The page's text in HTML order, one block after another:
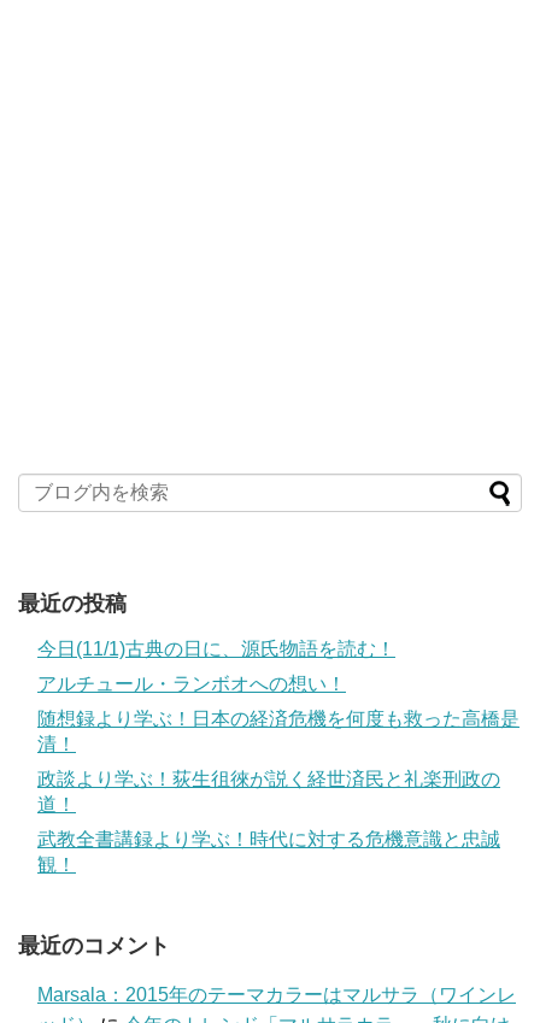
最近の投稿
今日(11/1)古典の日に、源氏物語を読む！
アルチュール・ランボオへの想い！
随想録より学ぶ！日本の経済危機を何度も救った高橋是
清！
政談より学ぶ！荻生徂徠が説く経世済民と礼楽刑政の
道！
武教全書講録より学ぶ！時代に対する危機意識と忠誠
観！
最近のコメント
Marsala：2015年のテーマカラーはマルサラ（ワインレ